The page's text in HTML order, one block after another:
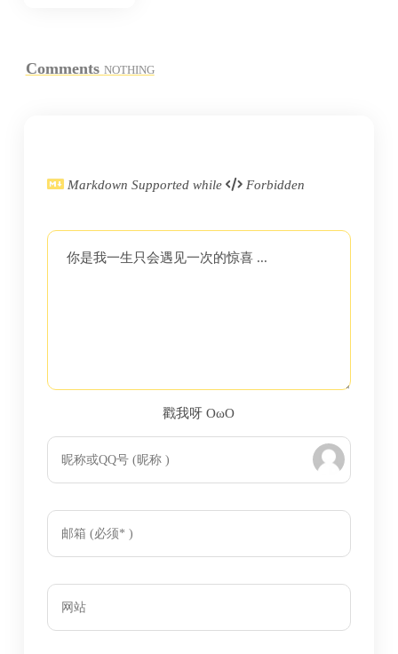
Comments NOTHING
Markdown Supported while Forbidden
你是我一生只会遇见一次的惊喜 ...
戳我呀 OωO
(=・ω・=)